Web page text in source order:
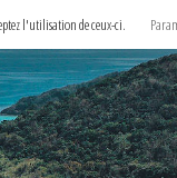
l'utilisation de ceux-ci.